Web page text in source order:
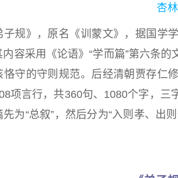
》，原名《训蒙文》，据国学学
内容采用《论语》“学而篇”第六条
恪守的守则规范。后经清朝贾存仁
项言行，共360句、1080个字，三
先为“总叙”，然后分为“入则孝、出